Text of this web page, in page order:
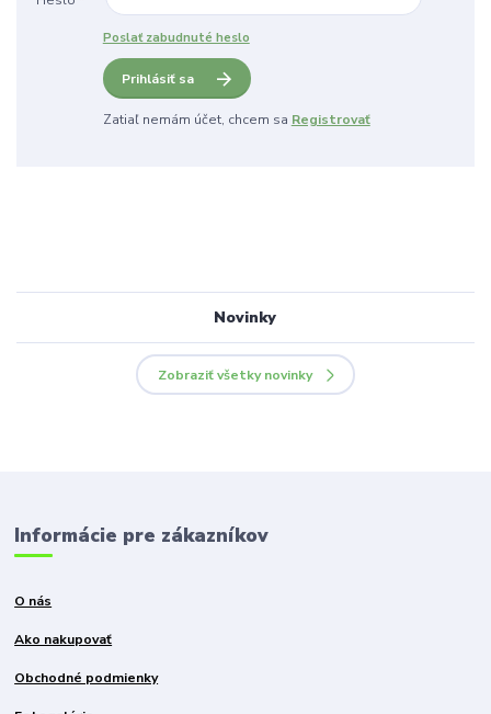
Novinky
Zobraziť všetky novinky
Poslať zabudnuté heslo
Prihlásiť sa
Zatiaľ nemám účet, chcem sa Registrovať
Informácie pre zákazníkov
O nás
Ako nakupovať
Obchodné podmienky